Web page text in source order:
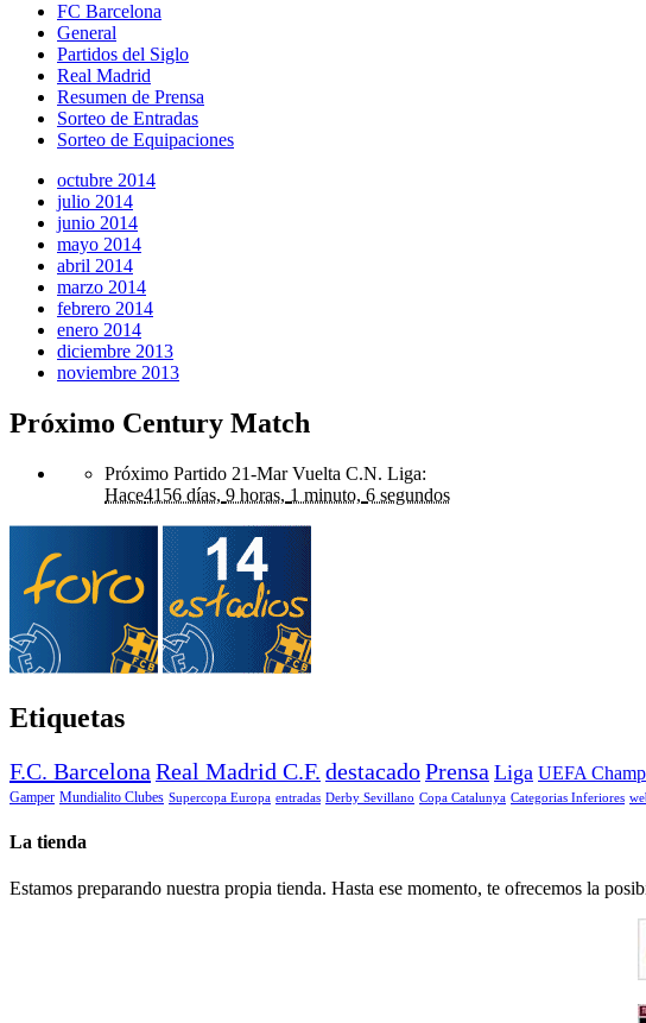
FC Barcelona
General
Partidos del Siglo
Real Madrid
Resumen de Prensa
Sorteo de Entradas
Sorteo de Equipaciones
octubre 2014
julio 2014
junio 2014
mayo 2014
abril 2014
marzo 2014
febrero 2014
enero 2014
diciembre 2013
noviembre 2013
Próximo Century Match
Próximo Partido 21-Mar Vuelta C.N. Liga:
Hace4156 días, 9 horas, 1 minuto, 6 segundos
Etiquetas
F.C. Barcelona Real Madrid C.F. destacadoPrensa Liga UEFA
Gamper Mundialito Clubes Supercopa Europa entradas Derby Sevillano Copa Catalunya Categorias Inferiores
La tienda
Estamos preparando nuestra propia tienda. Hasta ese momento, te ofrecemos la